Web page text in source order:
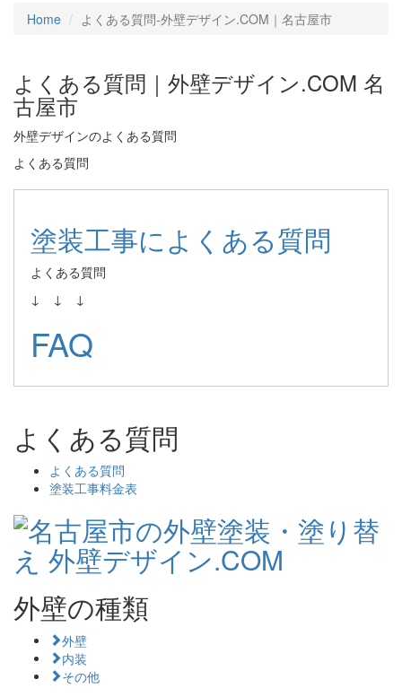
Home よくある質問‐外壁デザイン.COM｜名古屋市
よくある質問｜外壁デザイン.COM 名
古屋市
外壁デザインのよくある質問
よくある質問
塗装工事によくある質問
よくある質問
↓ ↓ ↓
FAQ
よくある質問
よくある質問
塗装工事料金表
外壁の種類
外壁
内装
その他